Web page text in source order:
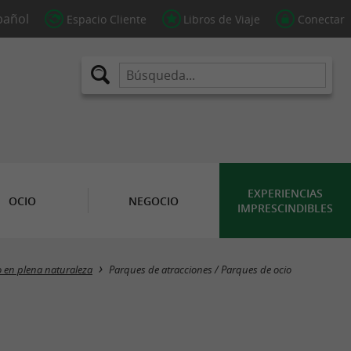
Espacio Cliente Libros de Viaje Conectar
OCIO NEGOCIO
EXPERIENCIAS
IMPRESCINDIBLES
Masquer la carte
en plena naturaleza Parques de atracciones / Parques de ocio